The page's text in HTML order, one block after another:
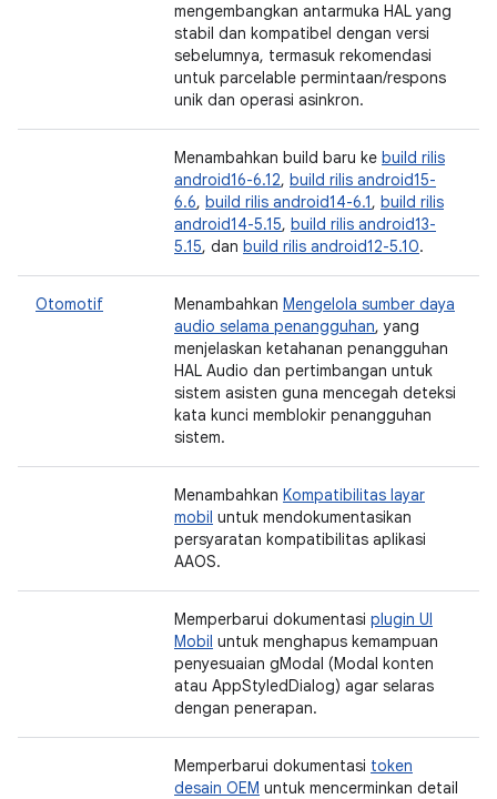
mengembangkan antarmuka HAL yang
stabil dan kompatibel dengan versi
sebelumnya, termasuk rekomendasi
untuk parcelable permintaan/respons
unik dan operasi asinkron.
Menambahkan build baru ke build rilis
android16-6.12, build rilis android15-
6.6, build rilis android14-6.1, build rilis
android14-5.15, build rilis android13-
5.15, dan build rilis android12-5.10.
Otomotif Menambahkan Mengelola sumber daya
audio selama penangguhan, yang
menjelaskan ketahanan penangguhan
HAL Audio dan pertimbangan untuk
sistem asisten guna mencegah deteksi
kata kunci memblokir penangguhan
sistem.
Menambahkan Kompatibilitas layar
mobil untuk mendokumentasikan
persyaratan kompatibilitas aplikasi
AAOS.
Memperbarui dokumentasi plugin UI
Mobil untuk menghapus kemampuan
penyesuaian gModal (Modal konten
atau AppStyledDialog) agar selaras
dengan penerapan.
Memperbarui dokumentasi token
desain OEM untuk mencerminkan detail